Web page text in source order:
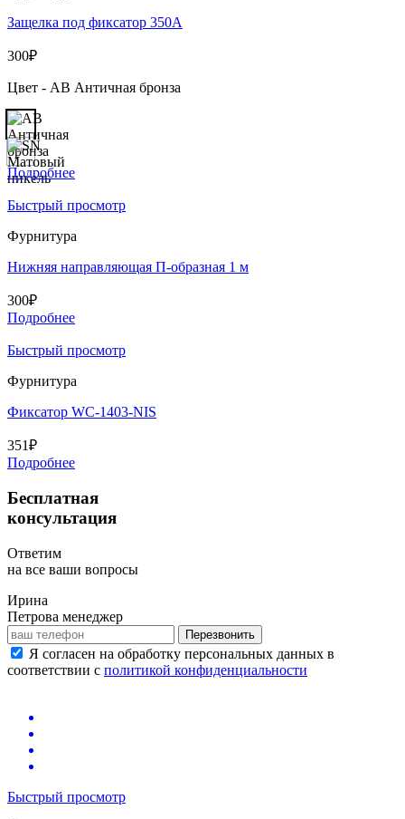
Защелка под фиксатор 350А
300₽
Цвет - AB Античная бронза
Подробнее
Быстрый просмотр
Фурнитура
Нижняя направляющая П-образная 1 м
300₽
Подробнее
Быстрый просмотр
Фурнитура
Фиксатор WC-1403-NIS
351₽
Подробнее
Бесплатная
консультация
Ответим
на все ваши вопросы
Ирина
Петрова менеджер
Перезвонить
Я согласен на обработку персональных данных в
соответствии с политикой конфиденциальности
Быстрый просмотр